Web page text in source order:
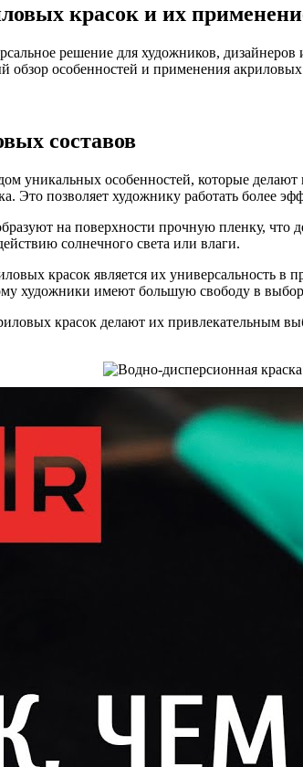
красок и их
решение для художников,
обзор особенностей и применения
составов
уникальных особенностей, которые
Это позволяет художнику работать более
на поверхности прочную пленку,
солнечного света или влаги.
красок является их универсальность в
художники имеют большую свободу в
красок делают их привлекательным